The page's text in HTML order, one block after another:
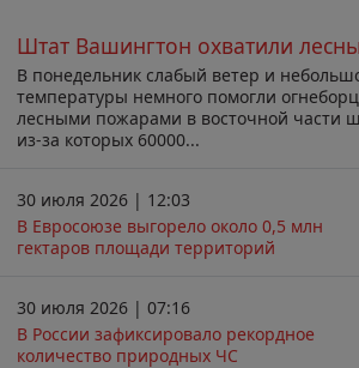
Штат Вашингтон охватили
В понедельник слабый ветер и
температуры немного помогли
лесными пожарами в восточной части
из-за которых 60000...
30 июля 2026 | 12:03
В Евросоюзе выгорело около 0,5 млн
гектаров площади территорий
30 июля 2026 | 07:16
В России зафиксировало рекордное
количество природных ЧС